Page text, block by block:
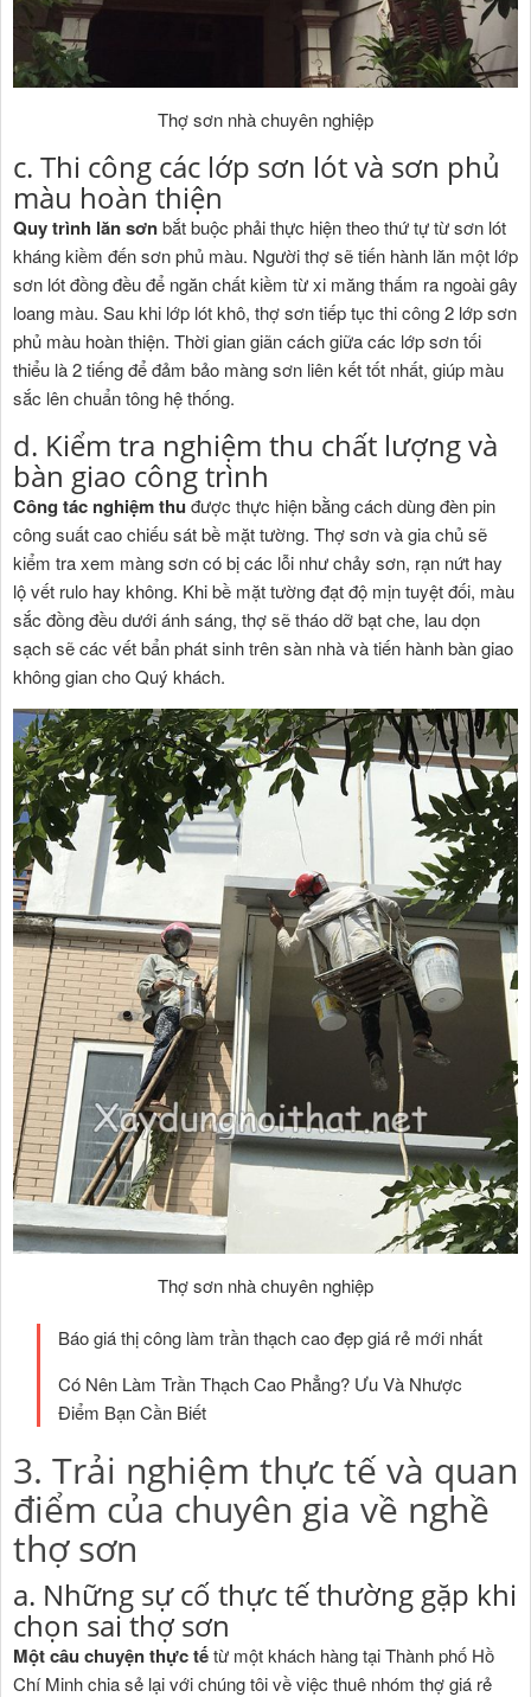
Thợ sơn nhà chuyên nghiệp
c. Thi công các lớp sơn lót và sơn phủ
màu hoàn thiện
Quy trình lăn sơnbắt buộc phải thực hiện theo thứ tự từ sơn lót
kháng kiềm đến sơn phủ màu. Người thợ sẽ tiến hành lăn một lớp
sơn lót đồng đều để ngăn chất kiềm từ xi măng thấm ra ngoài gây
loang màu. Sau khi lớp lót khô, thợ sơn tiếp tục thi công 2 lớp sơn
phủ màu hoàn thiện. Thời gian giãn cách giữa các lớp sơn tối
thiểu là 2 tiếng để đảm bảo màng sơn liên kết tốt nhất, giúp màu
sắc lên chuẩn tông hệ thống.
d. Kiểm tra nghiệm thu chất lượng và
bàn giao công trình
Công tác nghiệm thu được thực hiện bằng cách dùng đèn pin
công suất cao chiếu sát bề mặt tường. Thợ sơn và gia chủ sẽ
kiểm tra xem màng sơn có bị các lỗi như chảy sơn, rạn nứt hay
lộ vết rulo hay không. Khi bề mặt tường đạt độ mịn tuyệt đối, màu
sắc đồng đều dưới ánh sáng, thợ sẽ tháo dỡ bạt che, lau dọn
sạch sẽ các vết bẩn phát sinh trên sàn nhà và tiến hành bàn giao
không gian cho Quý khách.
Thợ sơn nhà chuyên nghiệp
Báo giá thị công làm trần thạch cao đẹp giá rẻ mới nhất
Có Nên Làm Trần Thạch Cao Phẳng? Ưu Và Nhược
Điểm Bạn Cần Biết
3. Trải nghiệm thực tế và quan
điểm của chuyên gia về nghề
thợ sơn
a. Những sự cố thực tế thường gặp khi
chọn sai thợ sơn
Một câu chuyện thực tếtừ một khách hàng tại Thành phố Hồ
Chí Minh chia sẻ lại với chúng tôi về việc thuê nhóm thợ giá rẻ